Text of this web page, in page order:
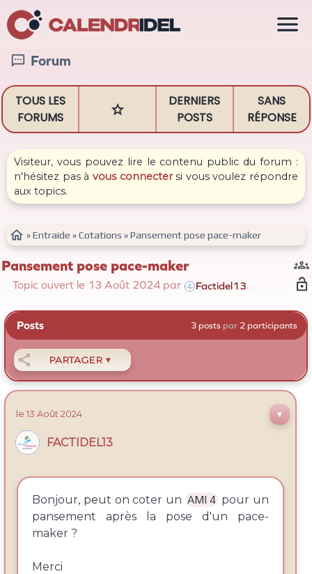
 Forum
TOUS LES
FORUMS

DERNIERS
POSTS
SANS
RÉPONSE
Visiteur, vous pouvez lire le contenu public du forum :
n'hésitez pas à vous connectersi vous voulez répondre
aux topics.
 »Entraide »Cotations »Pansement pose pace-maker
Pansement pose pace-maker
Topic ouvert le 13Août 2024 par Factidel13.

Posts 3 postspar 2 participants
 PARTAGER ▼
le 13 Août2024 ▼
FACTIDEL13
Bonjour, peut on coter un AMI 4 pour un
pansement après la pose d'un pace-
maker ?
Merci
